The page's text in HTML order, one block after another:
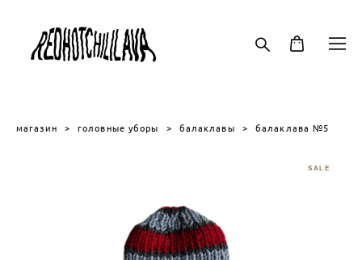
магазин > головные уборы > балаклавы > балаклава №5
SALE